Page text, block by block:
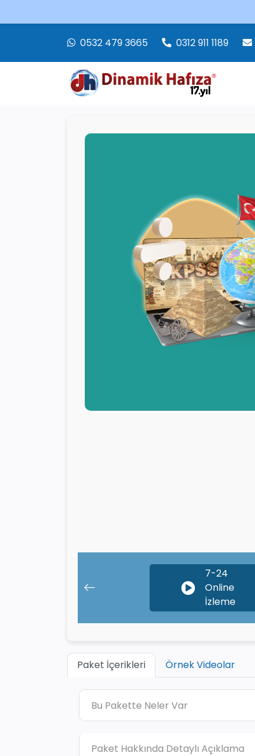
0532 479 3665 0312 911 1189
7-24
Online
İzleme
Paket İçerikleri Örnek Videolar
Bu Pakette Neler Var
Paket Hakkında Detaylı Açıklama